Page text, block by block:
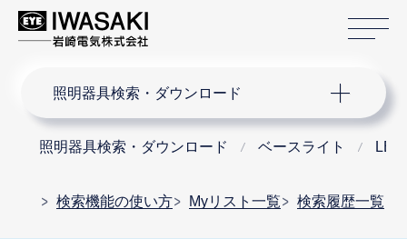
照明器具検索・ダウンロード
照明器具検索・ダウンロード ベースライト
検索機能の使い方 Myリスト一覧 検索履歴一覧